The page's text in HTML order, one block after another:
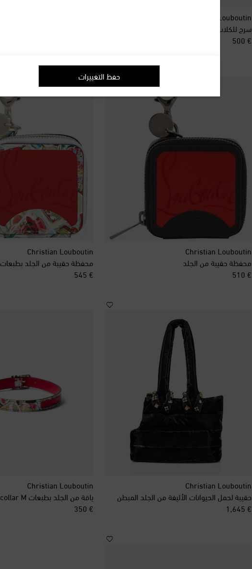
Christian Louboutin
سرج للكلاب من الجلد Loubiharness
€ 500
original price
Christian Louboutin
محفظة حقيبة من الجلد
€ 510
original price
Christian Louboutin
محفظة حقيبة من الجلد بطبعات
€ 545
original price
Christian Louboutin
حقيبة لحمل الحيوانات الأليفة من الجلد المبطن
€ 1,645
original price
Christian Louboutin
ياقة من الجلد بطبعات Loubicollar M
€ 350
original price
حفظ التغييرات